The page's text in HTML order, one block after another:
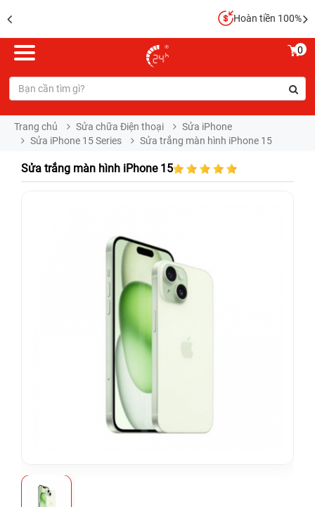
0
Trang chủ Sửa chữa Điện thoại
Sửa iPhone
Sửa iPhone 15 Series
Sửa trắng màn hình iPhone 15
Sửa trắng màn hình iPhone 15